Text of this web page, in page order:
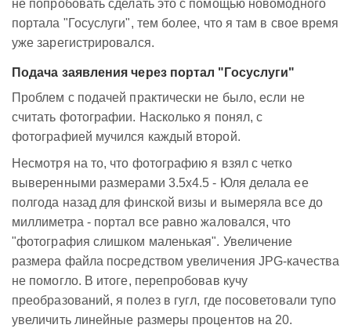
не попробовать сделать это с помощью новомодного
портала "Госуслуги", тем более, что я там в свое время
уже зарегистрировался.
Подача заявления через портал "Госуслуги"
Проблем с подачей практически не было, если не
считать фотографии. Насколько я понял, с
фотографией мучился каждый второй.
Несмотря на то, что фотографию я взял с четко
выверенными размерами 3.5x4.5 - Юля делала ее
полгода назад для финской визы и вымеряла все до
миллиметра - портал все равно жаловался, что
"фотография слишком маленькая". Увеличение
размера файла посредством увеличения JPG-качества
не помогло. В итоге, перепробовав кучу
преобразований, я полез в гугл, где посоветовали тупо
увеличить линейные размеры процентов на 20.